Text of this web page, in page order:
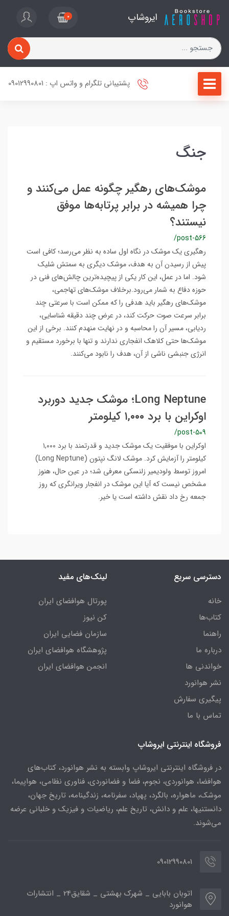
ایروشاپ 0
پشتیبانی تلگرام و واتس اپ : 09012990801
جنگ
موشک‌های رهگیر چگونه عمل‌ می‌کنند و
چرا همیشه در برابر پرتابه‌ها موفق
نیستند؟
/post-566
رهگیری یک موشک در نگاه اول ساده به نظر می‌رسد؛ کافی است
پیش از رسیدن آن به هدف، موشک دیگری به سمتش شلیک
شود. اما در عمل، این کار یکی از پیچیده‌ترین چالش‌های فنی در
حوزه دفاع به شمار می‌رود.برخلاف موشک‌های تهاجمی،
موشک‌های رهگیر باید هدفی را که ممکن است با سرعتی چند
برابر سرعت صوت حرکت کند، در عرض چند دقیقه شناسایی،
ردیابی، مسیر آن را محاسبه و در نهایت منهدم کنند. برخی از این
موشک‌ها حتی کلاهک انفجاری ندارند و تنها با برخورد مستقیم و
انرژی جنبشی ناشی از آن، هدف را نابود می‌کنند.
Long Neptune؛ موشک جدید دوربرد
اوکراین با برد ۱,۰۰۰ کیلومتر
/post-509
اوکراین با موفقیت یک موشک جدید و قدرتمند با برد ۱,۰۰۰
کیلومتر را آزمایش کرد. موشک لانگ نپتون (Long Neptune)
امروز توسط ولودیمیر زلنسکی معرفی شد؛ در عین حال، هنوز
مشخص نیست که آیا این موشک در انفجار ویرانگری که روز
جمعه رخ داد نقش داشته است یا خیر.
دسترسی سریع
خانه
کتاب‌ها
راهنما
درباره ما
خواندنی ها
نشر هوانورد
پیگیری سفارش
تماس با ما
لینک‌های مفید
پورتال هوافضای ایران
کن نیوز
سازمان فضایی ایران
پژوهشگاه هوافضای ایران
انجمن هوافضای ایران
فروشگاه اینترنتی ایروشاپ
در فروشگاه اینترنتی ایروشاپ وابسته به نشر هوانورد، کتاب‌های
هوافضا، هوانوردی، نجوم، فضا و فضانوردی، فناوری نظامی، هواپیما،
موشک، ماهواره، بالگرد، پهپاد، سفرنامه، زندگینامه، تاریخ جهان،
دانستنیها، علم و دانش، تاریخ علم، ریاضیات و فیزیک و خلبانی عرضه
می‌شوند.
09012990801
اتوبان بابایی _ شهرک بهشتی _ شقایق24 _ انتشارات
هوانورد